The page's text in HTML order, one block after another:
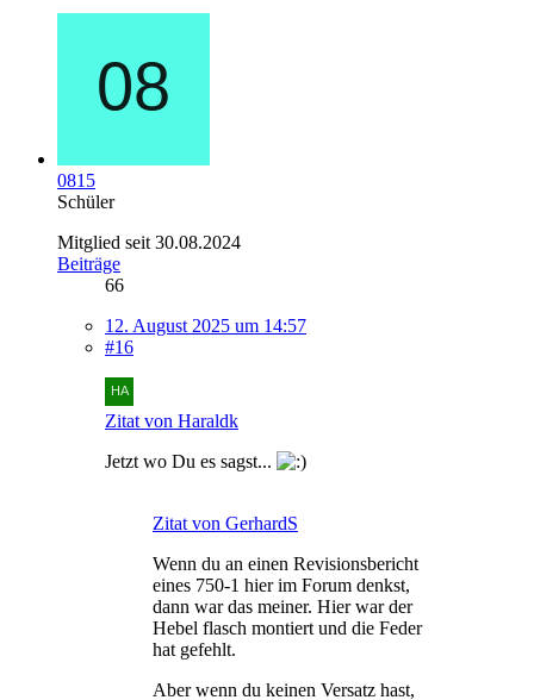
0815
Schüler
Mitglied seit 30.08.2024
Beiträge
66
12. August 2025 um 14:57
#16
Zitat von Haraldk
Jetzt wo Du es sagst...
Zitat von GerhardS
Wenn du an einen Revisionsbericht
eines 750-1 hier im Forum denkst,
dann war das meiner. Hier war der
Hebel flasch montiert und die Feder
hat gefehlt.
Aber wenn du keinen Versatz hast,